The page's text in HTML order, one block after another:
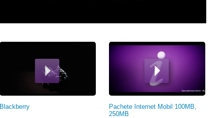
Blackberry
Pachete Internet Mobil 100MB,
250MB